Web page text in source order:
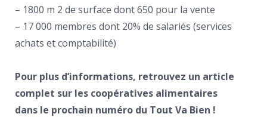
– 1800 m 2 de surface dont 650 pour la vente
– 17 000 membres dont 20% de salariés (services
achats et comptabilité)
Pour plus d’informations, retrouvez un article
complet sur les coopératives alimentaires
dans le prochain numéro du Tout Va Bien !